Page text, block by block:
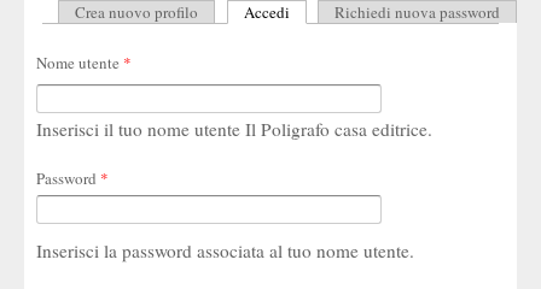
Schede primarie
Crea nuovo profilo Accedi (scheda attiva)
Richiedi nuova password
Nome utente *
Inserisci il tuo nome utente Il Poligrafo casa editrice.
Password *
Inserisci la password associata al tuo nome utente.